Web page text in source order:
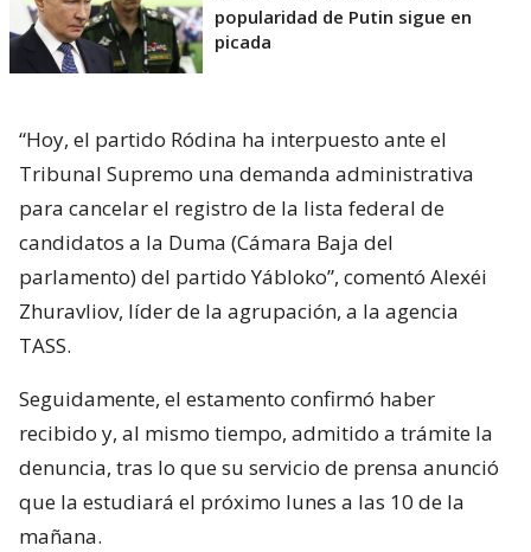
popularidad de Putin sigue en
picada
“Hoy, el partido Ródina ha interpuesto ante el
Tribunal Supremo una demanda administrativa
para cancelar el registro de la lista federal de
candidatos a la Duma (Cámara Baja del
parlamento) del partido Yábloko”, comentó Alexéi
Zhuravliov, líder de la agrupación, a la agencia
TASS.
Seguidamente, el estamento confirmó haber
recibido y, al mismo tiempo, admitido a trámite la
denuncia, tras lo que su servicio de prensa anunció
que la estudiará el próximo lunes a las 10 de la
mañana.